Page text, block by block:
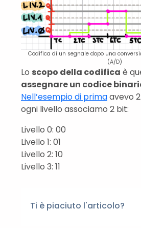
Codifica di un segnale dopo una
(A/D)
Lo scopo della codifica è
assegnare un codice
Nell’esempio di primaavevo
ogni livello associamo 2 bit:
Livello 0: 00
Livello 1: 01
Livello 2: 10
Livello 3: 11
Ti è piaciuto l'articolo?